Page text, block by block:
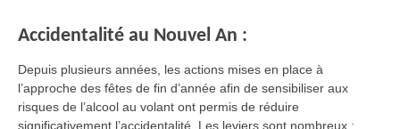
Accidentalité au Nouvel An :
Depuis plusieurs années, les actions mises en place à
l’approche des fêtes de fin d’année afin de sensibiliser aux
risques de l’alcool au volant ont permis de réduire
significativement l’accidentalité. Les leviers sont nombreux :